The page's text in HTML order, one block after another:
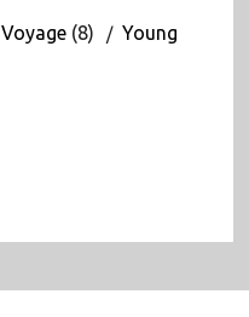
Voyage(8) Young